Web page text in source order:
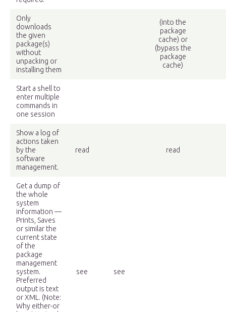
Only
downloads
the given
package(s)
without
unpacking or
installing them
(into the
package
cache) or
(bypass the
package
cache)
Start a shell to
enter multiple
commands in
one session
Show a log of
actions taken
by the
software
management.
read read
Get a dump of
the whole
system
information —
Prints, Saves
or similar the
current state
of the
package
management
system.
Preferred
output is text
or XML. (Note:
Why either-or
see see